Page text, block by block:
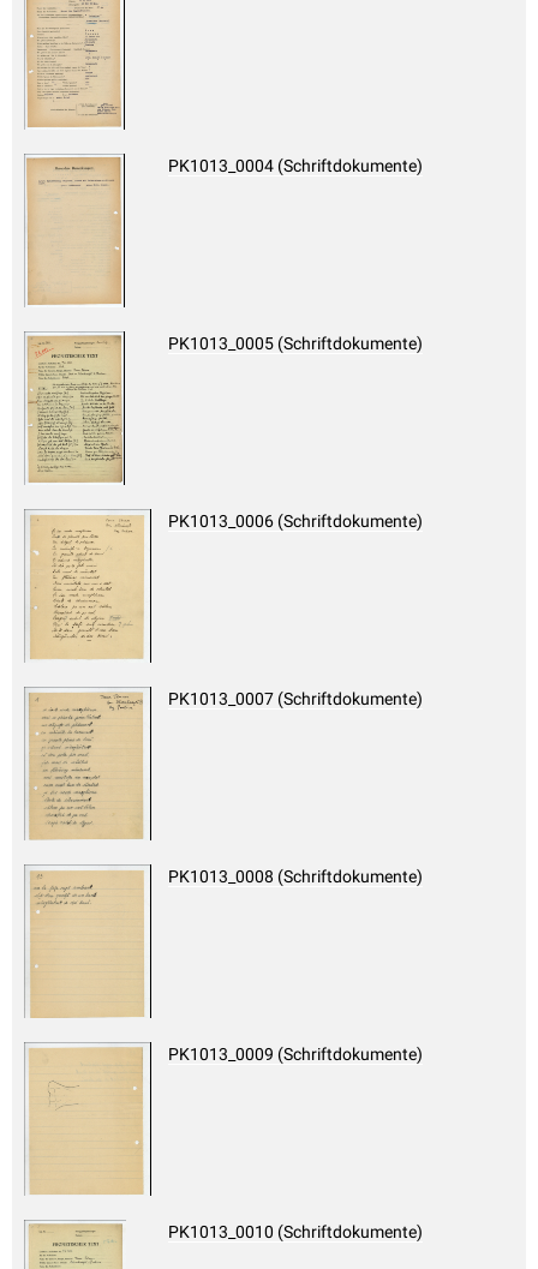
PK1013_0004 (Schriftdokumente)
PK1013_0005 (Schriftdokumente)
PK1013_0006 (Schriftdokumente)
PK1013_0007 (Schriftdokumente)
PK1013_0008 (Schriftdokumente)
PK1013_0009 (Schriftdokumente)
PK1013_0010 (Schriftdokumente)